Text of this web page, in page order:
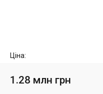
Ціна:
1.28 млн грн